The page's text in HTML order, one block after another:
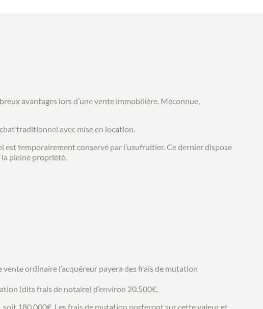
avantages lors d’une vente immobilière. Méconnue,
traditionnel avec mise en location.
temporairement conservé par l’usufruitier. Ce dernier dispose
pleine propriété.
ordinaire l’acquéreur payera des frais de mutation
(dits frais de notaire) d’environ 20.500€.
soit 180.000€. Les frais de mutation porteront sur cette valeur et